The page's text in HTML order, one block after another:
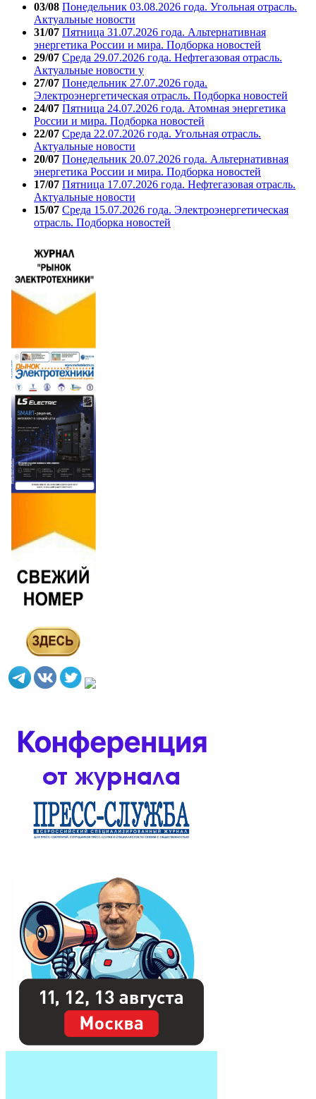
03/08 Понедельник 03.08.2026 года. Угольная отрасль.
Актуальные новости
31/07 Пятница 31.07.2026 года. Альтернативная
энергетика России и мира. Подборка новостей
29/07 Среда 29.07.2026 года. Нефтегазовая отрасль.
Актуальные новости у
27/07 Понедельник 27.07.2026 года.
Электроэнергетическая отрасль. Подборка новостей
24/07 Пятница 24.07.2026 года. Атомная энергетика
России и мира. Подборка новостей
22/07 Среда 22.07.2026 года. Угольная отрасль.
Актуальные новости
20/07 Понедельник 20.07.2026 года. Альтернативная
энергетика России и мира. Подборка новостей
17/07 Пятница 17.07.2026 года. Нефтегазовая отрасль.
Актуальные новости
15/07 Среда 15.07.2026 года. Электроэнергетическая
отрасль. Подборка новостей